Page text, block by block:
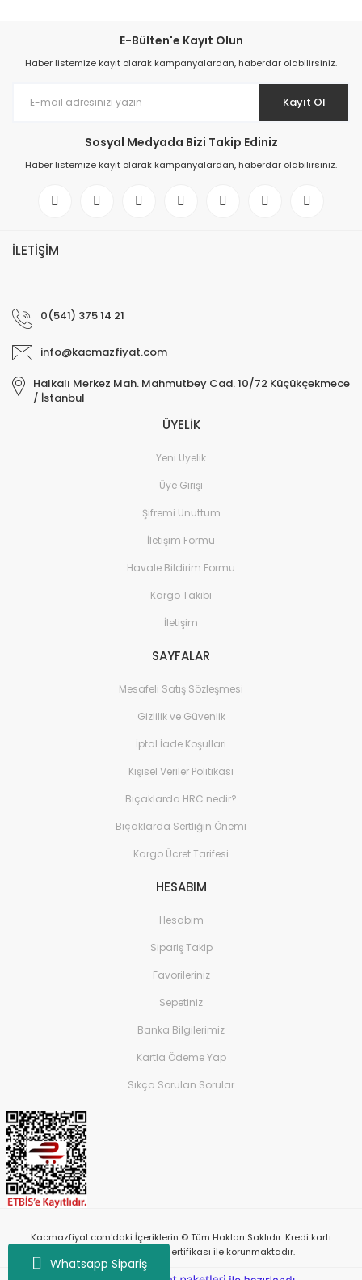
Whatsapp Sipariş
E-Bülten'e Kayıt Olun
Haber listemize kayıt olarak kampanyalardan, haberdar olabilirsiniz.
Kayıt Ol
Sosyal Medyada Bizi Takip Ediniz
Haber listemize kayıt olarak kampanyalardan, haberdar olabilirsiniz.
İLETİŞİM
0(541) 375 14 21
info@kacmazfiyat.com
Halkalı Merkez Mah. Mahmutbey Cad. 10/72 Küçükçekmece
/ İstanbul
ÜYELİK
Yeni Üyelik
Üye Girişi
Şifremi Unuttum
İletişim Formu
Havale Bildirim Formu
Kargo Takibi
İletişim
SAYFALAR
Mesafeli Satış Sözleşmesi
Gizlilik ve Güvenlik
İptal İade Koşullari
Kişisel Veriler Politikası
Bıçaklarda HRC nedir?
Bıçaklarda Sertliğin Önemi
Kargo Ücret Tarifesi
HESABIM
Hesabım
Sipariş Takip
Favorileriniz
Sepetiniz
Banka Bilgilerimiz
Kartla Ödeme Yap
Sıkça Sorulan Sorular
Kacmazfiyat.com'daki İçeriklerin © Tüm Hakları Saklıdır. Kredi kartı
bilgileriniz 256bit SSL sertifikası ile korunmaktadır.